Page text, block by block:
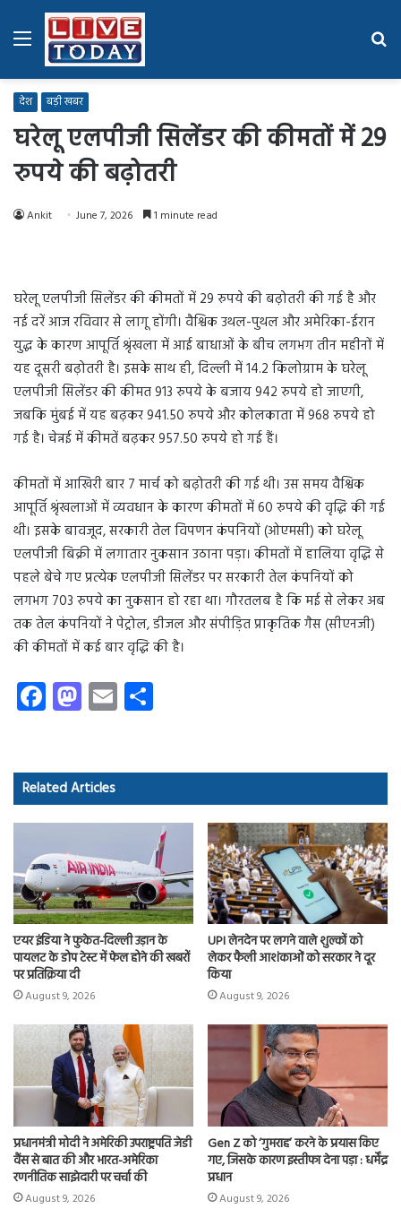
Menu
देश बड़ी खबर
घरेलू एलपीजी सिलेंडर की कीमतों में 29
रुपये की बढ़ोतरी
Ankit June 7, 2026 1 minute read
घरेलू एलपीजी सिलेंडर की कीमतों में 29 रुपये की बढ़ोतरी की गई है और
नई दरें आज रविवार से लागू होंगी। वैश्विक उथल-पुथल और अमेरिका-ईरान
युद्ध के कारण आपूर्ति श्रृंखला में आई बाधाओं के बीच लगभग तीन महीनों में
यह दूसरी बढ़ोतरी है। इसके साथ ही, दिल्ली में 14.2 किलोग्राम के घरेलू
एलपीजी सिलेंडर की कीमत 913 रुपये के बजाय 942 रुपये हो जाएगी,
जबकि मुंबई में यह बढ़कर 941.50 रुपये और कोलकाता में 968 रुपये हो
गई है। चेन्नई में कीमतें बढ़कर 957.50 रुपये हो गई हैं।
कीमतों में आखिरी बार 7 मार्च को बढ़ोतरी की गई थी। उस समय वैश्विक
आपूर्ति श्रृंखलाओं में व्यवधान के कारण कीमतों में 60 रुपये की वृद्धि की गई
थी। इसके बावजूद, सरकारी तेल विपणन कंपनियों (ओएमसी) को घरेलू
एलपीजी बिक्री में लगातार नुकसान उठाना पड़ा। कीमतों में हालिया वृद्धि से
पहले बेचे गए प्रत्येक एलपीजी सिलेंडर पर सरकारी तेल कंपनियों को
लगभग 703 रुपये का नुकसान हो रहा था। गौरतलब है कि मई से लेकर अब
तक तेल कंपनियों ने पेट्रोल, डीजल और संपीड़ित प्राकृतिक गैस (सीएनजी)
की कीमतों में कई बार वृद्धि की है।
Fa
ce
o
ok
M
as
d
o
E
m
Related Articles
एयर इंडिया ने फुकेत-दिल्ली उड़ान के
पायलट के डोप टेस्ट में फेल होने की खबरों
पर प्रतिक्रिया दी
August 9, 2026
UPI लेनदेन पर लगने वाले शुल्कों को
लेकर फैली आशंकाओं को सरकार ने दूर
किया
August 9, 2026
प्रधानमंत्री मोदी ने अमेरिकी उपराष्ट्रपति जेडी
वैंस से बात की और भारत-अमेरिका
रणनीतिक साझेदारी पर चर्चा की
August 9, 2026
Gen Z को ‘गुमराह’ करने के प्रयास किए
गए, जिसके कारण इस्तीफा देना पड़ा : धर्मेंद्र
प्रधान
August 9, 2026